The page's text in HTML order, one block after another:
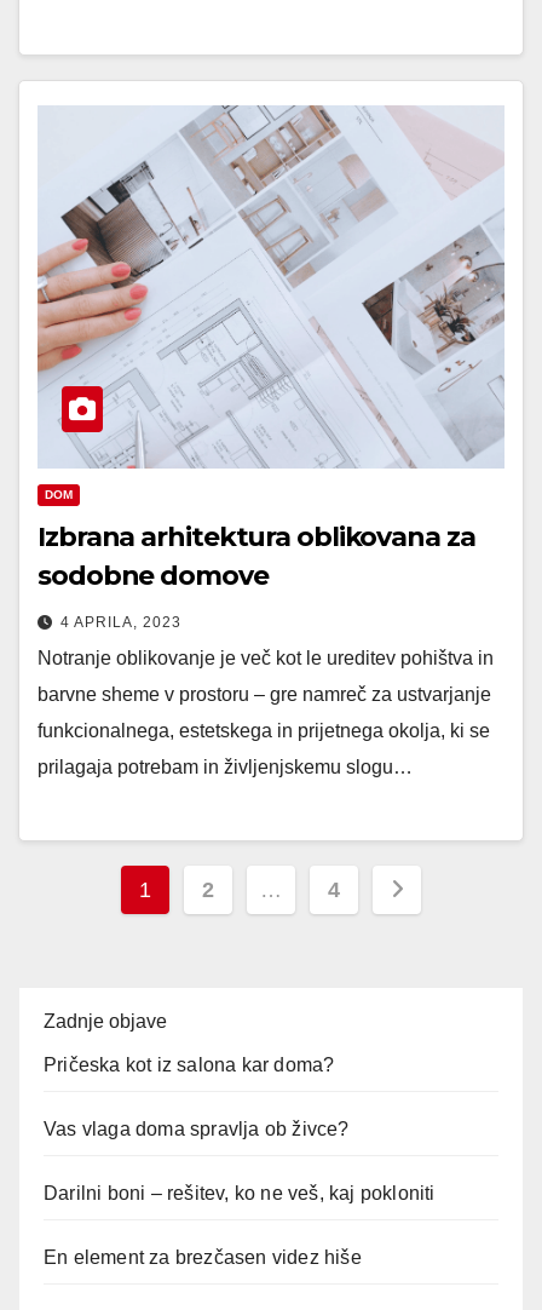
DOM
Izbrana arhitektura oblikovana za
sodobne domove
4 APRILA, 2023
Notranje oblikovanje je več kot le ureditev pohištva in
barvne sheme v prostoru – gre namreč za ustvarjanje
funkcionalnega, estetskega in prijetnega okolja, ki se
prilagaja potrebam in življenjskemu slogu…
1 2 … 4
Zadnje objave
Pričeska kot iz salona kar doma?
Vas vlaga doma spravlja ob živce?
Darilni boni – rešitev, ko ne veš, kaj pokloniti
En element za brezčasen videz hiše